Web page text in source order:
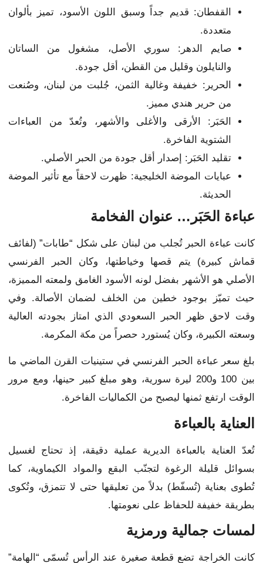
القفطان: قديم جداً وسبق اللون الأسود، تميز بألوان
متعددة.
صايم الدهر: سوري الأصل، مشغول من الساتان
والنايلون وقليل من القطن، أقل جودة.
الحرير: خفيفة وغالية الثمن، جُلبت من لبنان، وصُنعت
من حرير هندي مميز.
الحَبَر: الأرقى والأغلى والأشهر، وتُعدّ من العباءات
الشتوية الفاخرة.
تقليد الحَبَر: إصدار أقل جودة من الحبر الأصلي.
عبايات الموضة الخليجية: ظهرت لاحقاً مع تأثير الموضة
الحديثة.
عباءة الحَبَر… عنوان الفخامة
كانت عباءة الحبر تُجلب من لبنان على شكل “طابات” (لفائف
قماش كبيرة) يتم قصها وخياطتها، وكان الحبر الفرنسي
الأصلي هو الأشهر بفضل لونه الأسود الغامق ولمعته المميزة،
حيث تميّز بوجود خطين من الخلف لضمان الأصالة. وفي
وقت لاحق ظهر الحبر السعودي الذي امتاز بجودته العالية
وسعته الكبيرة، وكان يُستورد حصراً من مكة المكرمة.
بلغ سعر عباءة الحبر الفرنسي في ستينيات القرن الماضي ما
بين 100 و200 ليرة سورية، وهو مبلغ كبير حينها، ومع مرور
الوقت ارتفع ثمنها ليصبح من الكماليات الفاخرة.
العناية بالعباءة
تُعدّ العناية بالعباءة الديرية عملية دقيقة، إذ تحتاج لغسيل
بسوائل قليلة الرغوة لتجنّب البقع والمواد الكيماوية، كما
تُطوى بعناية (تُسفّط) بدلاً من تعليقها حتى لا تتمزق، وتُكوى
بطريقة خفيفة للحفاظ على نعومتها.
لمسات جمالية ورمزية
كانت الخراجة تضع قطعة صغيرة عند الرأس تُسمّى “الهامة”